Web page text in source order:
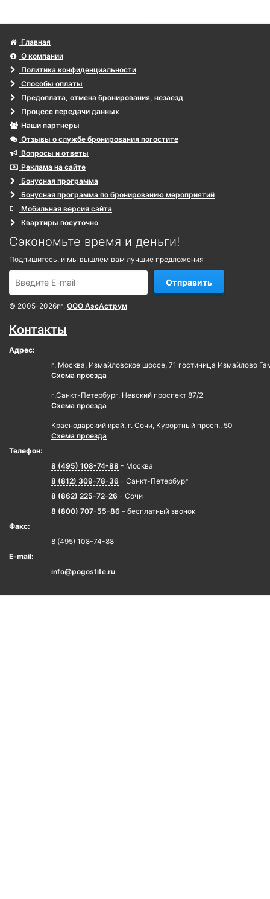
Главная
О компании
Политика конфиденциальности
Способы оплаты
Предоплата, отмена бронирования, незаезд
Процесс передачи данных
Наши партнеры
Отзывы о службе бронирования погостите
Вопросы и ответы
Реклама на сайте
Бонусная программа
Бонусная программа по бронированию мероприятий
Мобильная версия сайта
Квартиры посуточно
Сэкономьте время и деньги!
Подпишитесь, и мы вышлем вам лучшие предложения
Отправить
© 2005-2026гг. ООО АэсАструм
Контакты
Адрес:
г. Москва, Измайловское шоссе, 71 гостиница Измайлово
Схема проезда
г.Санкт-Петербург, Невский проспект 87/2
Схема проезда
Краснодарский край, г. Сочи, Курортный просп., 50
Схема проезда
Телефон:
8 (495) 108-74-88 - Москва
8 (812) 309-78-36 - Санкт-Петербург
8 (862) 225-72-26 - Сочи
8 (800) 707-55-86 – бесплатный звонок
Факс:
8 (495) 108-74-88
E-mail:
info@pogostite.ru